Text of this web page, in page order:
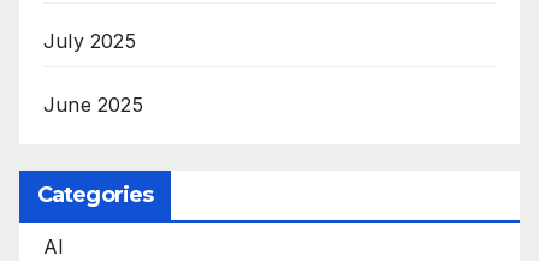
July 2025
June 2025
Categories
AI